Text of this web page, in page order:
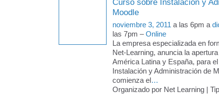
Curso sobre Instalación y
Moodle
noviembre 3, 2011 a las 6pm a
las 7pm –Online
La empresa especializada en
Net-Learning, anuncia la
América Latina y España, para
Instalación y Administración de
comienza el…
Organizado por Net Learning |